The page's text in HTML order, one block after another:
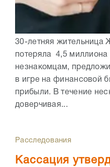
30-летняя жительница
потеряла 4,5
незнакомцам,
в игре на финансовой
прибыли. В течение
доверчивая...
Расследования
Кассация